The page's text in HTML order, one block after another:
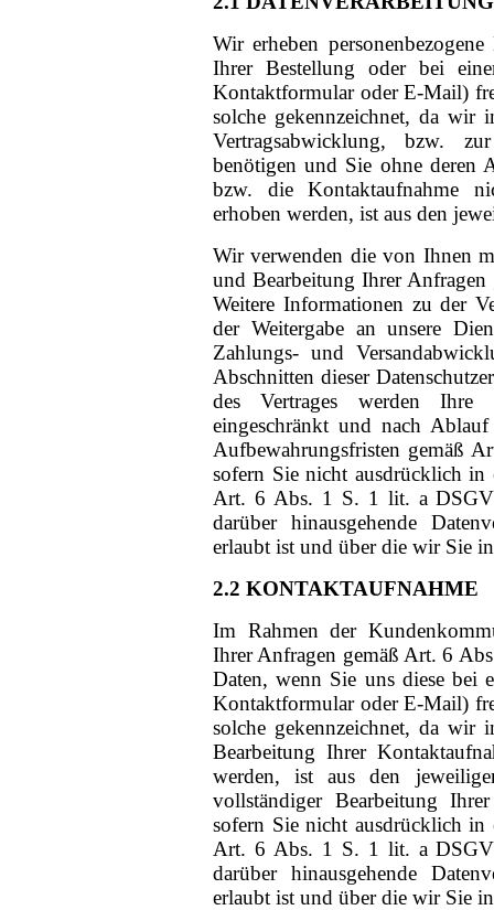
Wir erheben
Ihrer Bestellung oder bei
Kontaktformular oder E-Mail)
solche gekennzeichnet, da wir
Vertragsabwicklung, bzw.
benötigen und Sie ohne deren
bzw. die Kontaktaufnahme
erhoben werden, ist aus den
Wir verwenden die von Ihnen
und Bearbeitung Ihrer
Weitere Informationen zu der
der Weitergabe an unsere
Zahlungs- und
Abschnitten dieser
des Vertrages werden
eingeschränkt und nach
Aufbewahrungsfristen gemäß
sofern Sie nicht ausdrücklich in
Art. 6 Abs. 1 S. 1 lit. a
darüber hinausgehende
erlaubt ist und über die wir Sie
2.2 KONTAKTAUFNAHME
Im Rahmen der
Ihrer Anfragen gemäß Art. 6
Daten, wenn Sie uns diese bei
Kontaktformular oder E-Mail)
solche gekennzeichnet, da wir
Bearbeitung Ihrer
werden, ist aus den
vollständiger Bearbeitung
sofern Sie nicht ausdrücklich in
Art. 6 Abs. 1 S. 1 lit. a
darüber hinausgehende
erlaubt ist und über die wir Sie